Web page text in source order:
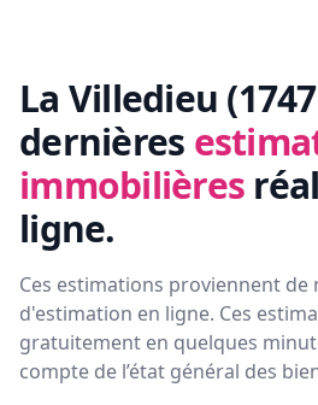
La Villedieu
dernières
immobilières
ligne.
Ces estimations proviennent de
d'estimation en ligne. Ces
gratuitement en quelques
compte de l’état général des